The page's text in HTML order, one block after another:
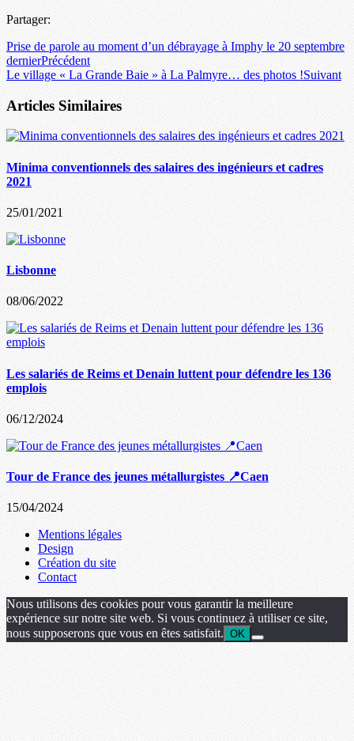
Partager:
Prise de parole au moment d’un débrayage à Imphy le 20 septembre
dernierPrécédent
Le village « La Grande Baie » à La Palmyre… des photos !Suivant
Articles Similaires
Minima conventionnels des salaires des ingénieurs et cadres
2021
25/01/2021
Lisbonne
08/06/2022
Les salariés de Reims et Denain luttent pour défendre les 136
emplois
06/12/2024
Tour de France des jeunes métallurgistes 📍Caen
15/04/2024
Mentions légales
Design
Création du site
Contact
Nous utilisons des cookies pour vous garantir la meilleure
expérience sur notre site web. Si vous continuez à utiliser ce site,
nous supposerons que vous en êtes satisfait. OK